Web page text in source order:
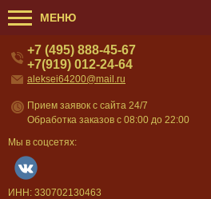
МЕНЮ
+7 (495) 888-45-67
+7(919) 012-24-64
aleksei64200@mail.ru
Прием заявок с сайта 24/7
Обработка заказов с 08:00 до 22:00
Мы в соцсетях:
ИНН: 330702130463